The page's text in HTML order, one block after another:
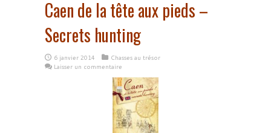
Caen de la tête aux pieds –
Secrets hunting
6 janvier 2014
Chasses au trésor
Laisser un commentaire